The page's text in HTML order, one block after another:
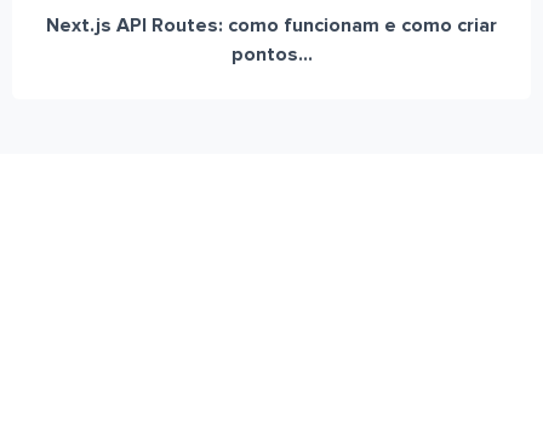
Next.js API Routes: como funcionam e como criar
pontos...